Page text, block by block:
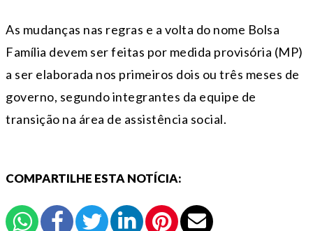
As mudanças nas regras e a volta do nome Bolsa
Família devem ser feitas por medida provisória (MP)
a ser elaborada nos primeiros dois ou três meses de
governo, segundo integrantes da equipe de
transição na área de assistência social.
COMPARTILHE ESTA NOTÍCIA: